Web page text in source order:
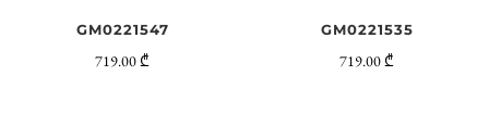
GM0221547
719.00 ₾
GM0221535
719.00 ₾